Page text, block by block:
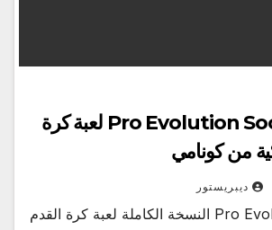
تحميل Pro Evolution Soccer 6 لعبة كرة
من كونامي
ديبريستور
Pro Evolution Soccer 6 النسخة الكاملة لعبة كرة القدم